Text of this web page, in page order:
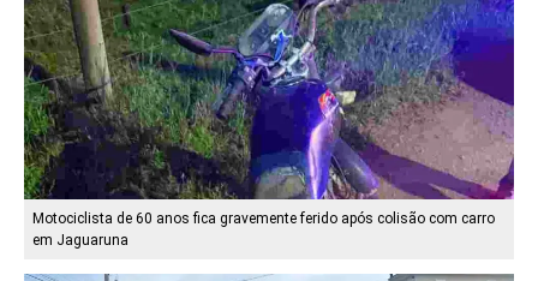
Motociclista de 60 anos fica gravemente ferido após colisão com carro
em Jaguaruna